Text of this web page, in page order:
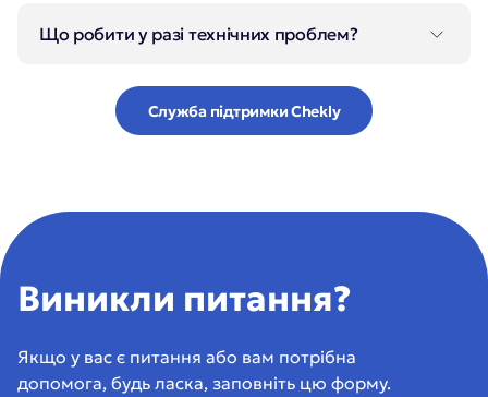
Що робити у разі технічних проблем?
Звертайтесь у службу підтримки Chekly – ми
допоможемо розв'язати всі питання.
Служба підтримки Chekly
Виникли питання?
Якщо у вас є питання або вам потрібна
допомога, будь ласка, заповніть цю форму.